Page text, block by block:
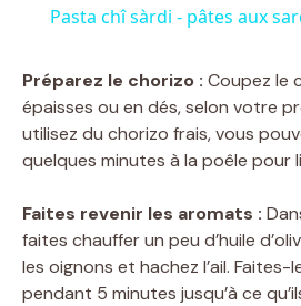
i
d
e
o
Pasta chî sàrdi - pâtes aux
Préparez le chorizo : Coupez le
épaisses ou en dés, selon votre
utilisez du chorizo frais, vous
quelques minutes à la poêle pour
Faites revenir les aromats :
faites chauffer un peu d’huile
les oignons et hachez l’ail.
pendant 5 minutes jusqu’à ce